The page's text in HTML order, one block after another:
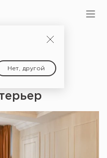
Нет, другой